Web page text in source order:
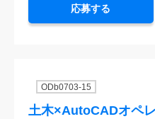
応募する
ODb0703-15
土木×AutoCADオペ